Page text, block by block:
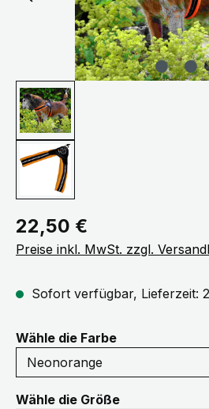
Regulärer Preis:
22,50 €
Preise inkl. MwSt. zzgl.
Sofort verfügbar, Lieferzeit:
Wähle die Farbeauswählen
Wähle die Größeauswählen